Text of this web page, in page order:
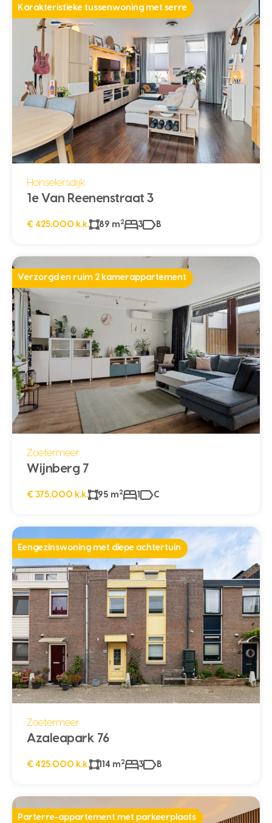
Karakteristieke tussenwoning met serre
Honselersdijk
1e Van Reenenstraat 3
€ 425.000 k.k. 89 m2 3 B
Verzorgd en ruim 2 kamerappartement
Zoetermeer
Wijnberg 7
€ 375.000 k.k. 95 m2 1 C
Eengezinswoning met diepe achtertuin
Zoetermeer
Azaleapark 76
€ 425.000 k.k. 114 m2 3 B
Parterre-appartement met parkeerplaats